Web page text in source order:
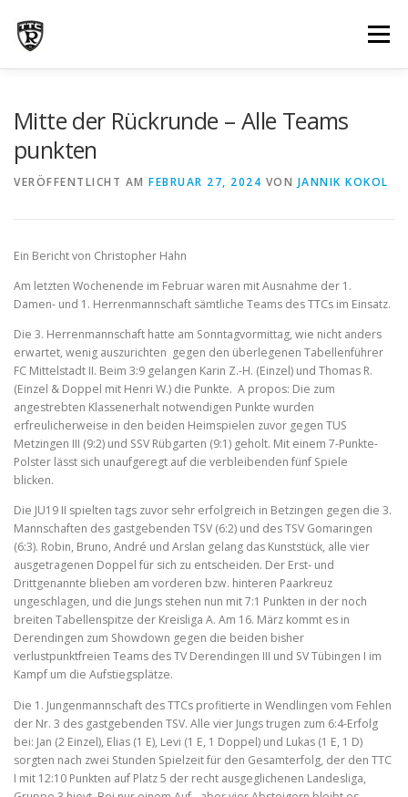
Inhalt
springen
Menü
Mitte der Rückrunde – Alle Teams
punkten
VERÖFFENTLICHT AM FEBRUAR 27, 2024 VON JANNIK KOKOL
Ein Bericht von Christopher Hahn
Am letzten Wochenende im Februar waren mit Ausnahme der 1.
Damen- und 1. Herrenmannschaft sämtliche Teams des TTCs im Einsatz.
Die 3. Herrenmannschaft hatte am Sonntagvormittag, wie nicht anders
erwartet, wenig auszurichten gegen den überlegenen Tabellenführer
FC Mittelstadt II. Beim 3:9 gelangen Karin Z.-H. (Einzel) und Thomas R.
(Einzel & Doppel mit Henri W.) die Punkte. A propos: Die zum
angestrebten Klassenerhalt notwendigen Punkte wurden
erfreulicherweise in den beiden Heimspielen zuvor gegen TUS
Metzingen III (9:2) und SSV Rübgarten (9:1) geholt. Mit einem 7-Punkte-
Polster lässt sich unaufgeregt auf die verbleibenden fünf Spiele
blicken.
Die JU19 II spielten tags zuvor sehr erfolgreich in Betzingen gegen die 3.
Mannschaften des gastgebenden TSV (6:2) und des TSV Gomaringen
(6:3). Robin, Bruno, André und Arslan gelang das Kunststück, alle vier
ausgetragenen Doppel für sich zu entscheiden. Der Erst- und
Drittgenannte blieben am vorderen bzw. hinteren Paarkreuz
ungeschlagen, und die Jungs stehen nun mit 7:1 Punkten in der noch
breiten Tabellenspitze der Kreisliga A. Am 16. März kommt es in
Derendingen zum Showdown gegen die beiden bisher
verlustpunktfreien Teams des TV Derendingen III und SV Tübingen I im
Kampf um die Aufstiegsplätze.
Die 1. Jungenmannschaft des TTCs profitierte in Wendlingen vom Fehlen
der Nr. 3 des gastgebenden TSV. Alle vier Jungs trugen zum 6:4-Erfolg
bei: Jan (2 Einzel), Elias (1 E), Levi (1 E, 1 Doppel) und Lukas (1 E, 1 D)
sorgten nach zwei Stunden Spielzeit für den Gesamterfolg, der den TTC
I mit 12:10 Punkten auf Platz 5 der recht ausgeglichenen Landesliga,